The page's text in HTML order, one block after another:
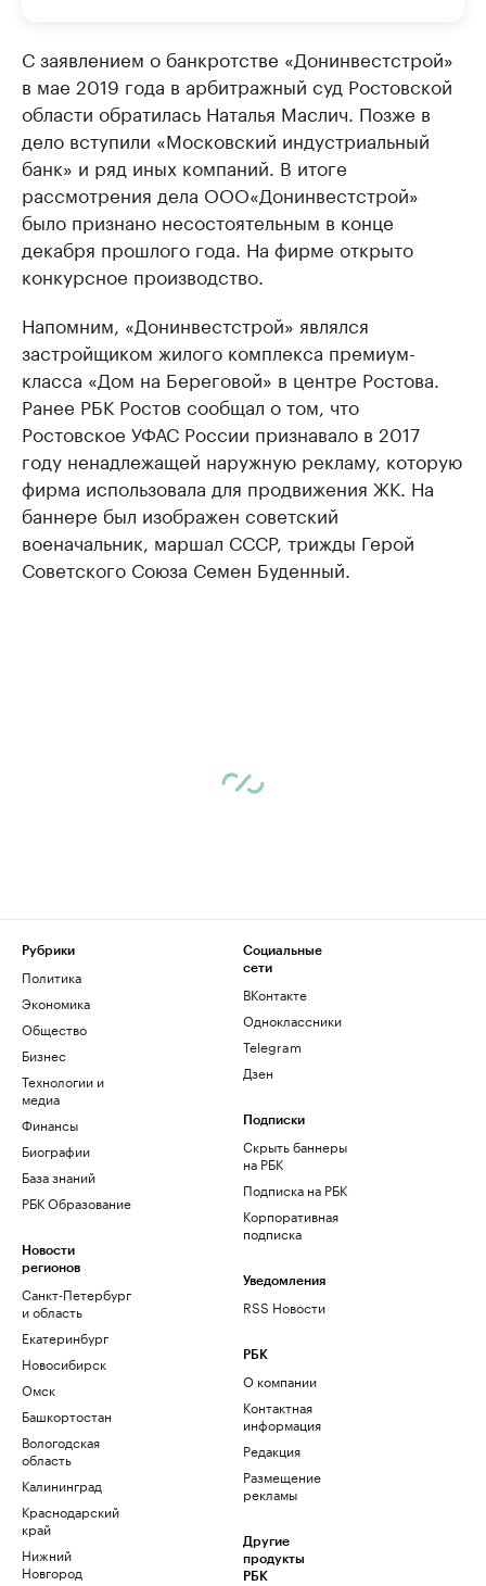
С заявлением о банкротстве «Донинвестстрой»
в мае 2019 года в арбитражный суд Ростовской
области обратилась Наталья Маслич. Позже в
дело вступили «Московский индустриальный
банк» и ряд иных компаний. В итоге
рассмотрения дела ООО«Донинвестстрой»
было признано несостоятельным в конце
декабря прошлого года. На фирме открыто
конкурсное производство.
Напомним, «Донинвестстрой» являлся
застройщиком жилого комплекса премиум-
класса «Дом на Береговой» в центре Ростова.
Ранее РБК Ростов сообщал о том, что
Ростовское УФАС России признавало в 2017
году ненадлежащей наружную рекламу, которую
фирма использовала для продвижения ЖК. На
баннере был изображен советский
военачальник, маршал СССР, трижды Герой
Советского Союза Семен Буденный.
Рубрики
Политика
Экономика
Общество
Бизнес
Технологии и
медиа
Финансы
Биографии
База знаний
РБК Образование
Новости
регионов
Санкт-Петербург
и область
Екатеринбург
Новосибирск
Омск
Башкортостан
Вологодская
область
Калининград
Краснодарский
край
Нижний
Новгород
Социальные
сети
ВКонтакте
Одноклассники
Telegram
Дзен
Подписки
Скрыть баннеры
на РБК
Подписка на РБК
Корпоративная
подписка
Уведомления
RSS Новости
РБК
О компании
Контактная
информация
Редакция
Размещение
рекламы
Другие
продукты
РБК